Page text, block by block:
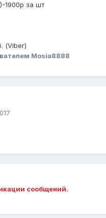
1900р за шт
(Viber)
Mosia8888
сообщений.